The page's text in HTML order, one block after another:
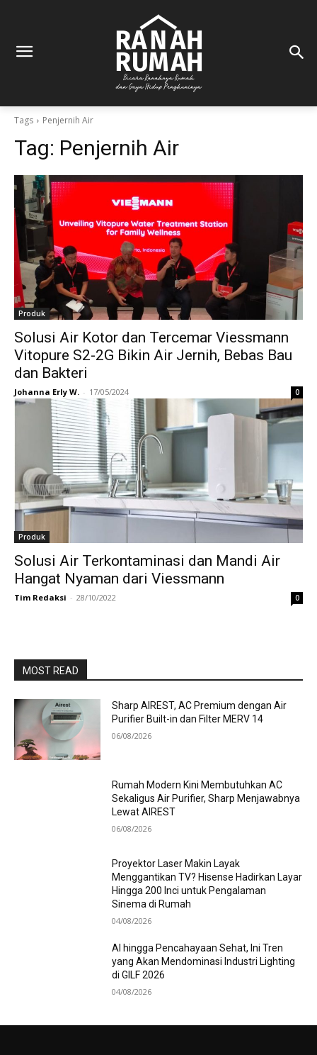
Tags Penjernih Air
Tag: Penjernih Air
Produk
Solusi Air Kotor dan Tercemar Viessmann
Vitopure S2-2G Bikin Air Jernih, Bebas Bau
dan Bakteri
Johanna Erly W. - 17/05/2024 0
Produk
Solusi Air Terkontaminasi dan Mandi Air
Hangat Nyaman dari Viessmann
Tim Redaksi - 28/10/2022 0
MOST READ
Sharp AIREST, AC Premium dengan Air
Purifier Built-in dan Filter MERV 14
06/08/2026
Rumah Modern Kini Membutuhkan AC
Sekaligus Air Purifier, Sharp Menjawabnya
Lewat AIREST
06/08/2026
Proyektor Laser Makin Layak
Menggantikan TV? Hisense Hadirkan Layar
Hingga 200 Inci untuk Pengalaman
Sinema di Rumah
04/08/2026
AI hingga Pencahayaan Sehat, Ini Tren
yang Akan Mendominasi Industri Lighting
di GILF 2026
04/08/2026